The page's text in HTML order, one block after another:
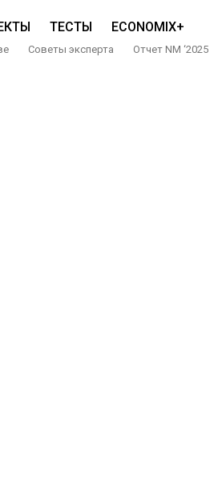
ТЕСТЫ ECONOMIX+
Советы эксперта Отчет NM ‘2025